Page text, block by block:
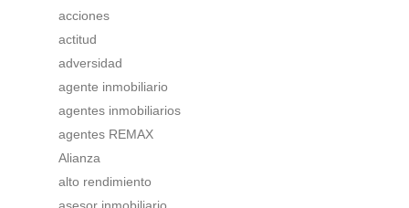
acciones
actitud
adversidad
agente inmobiliario
agentes inmobiliarios
agentes REMAX
Alianza
alto rendimiento
asesor inmobiliario